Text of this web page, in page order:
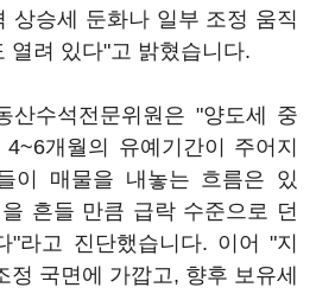
상승세 둔화나 일부 조정 움직
열려 있다"고 밝혔습니다.
산수석전문위원은 "양도세 중
개월의 유예기간이 주어지
이 매물을 내놓는 흐름은 있
흔들 만큼 급락 수준으로 던
"라고 진단했습니다. 이어 "지
정 국면에 가깝고, 향후 보유세